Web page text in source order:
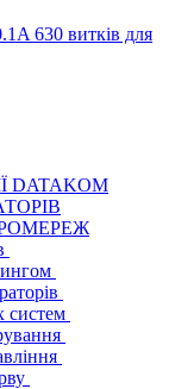
630 витків для
систем